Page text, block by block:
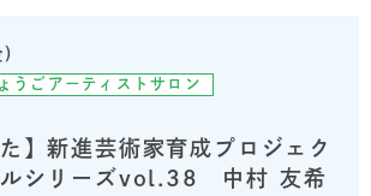
)
うごアーティストサロン
】新進芸術家育成プロジェク
ルシリーズvol.38 中村 友希